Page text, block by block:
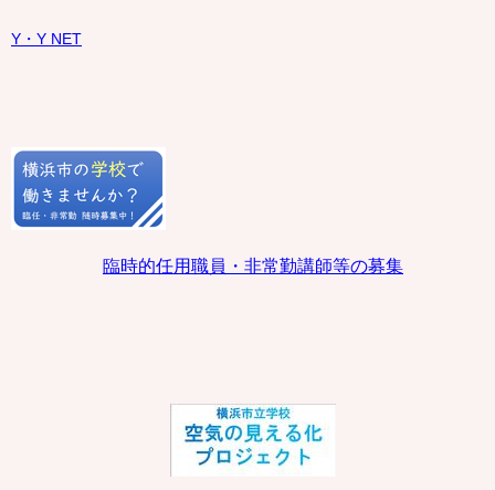
Y・Y NET
臨時的任用職員・非常勤講師等の募集